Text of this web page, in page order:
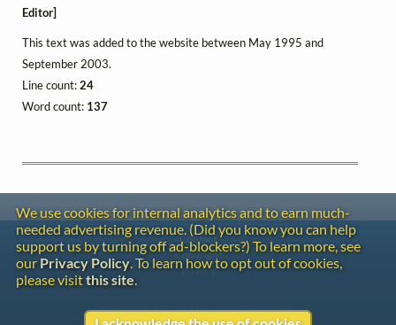
Editor]
This text was added to the website between May 1995 and
September 2003.
Line count:24
Word count: 137
We use cookies for internal analytics and to earn much-
needed advertising revenue. (Did you know you can help
support us by turning off ad-blockers?) To learn more, see
our Privacy Policy. To learn how to opt out of cookies,
please visitthis site.
Contact
Copyright
Privacy
Copyright © 2026 The LiederNet Archive